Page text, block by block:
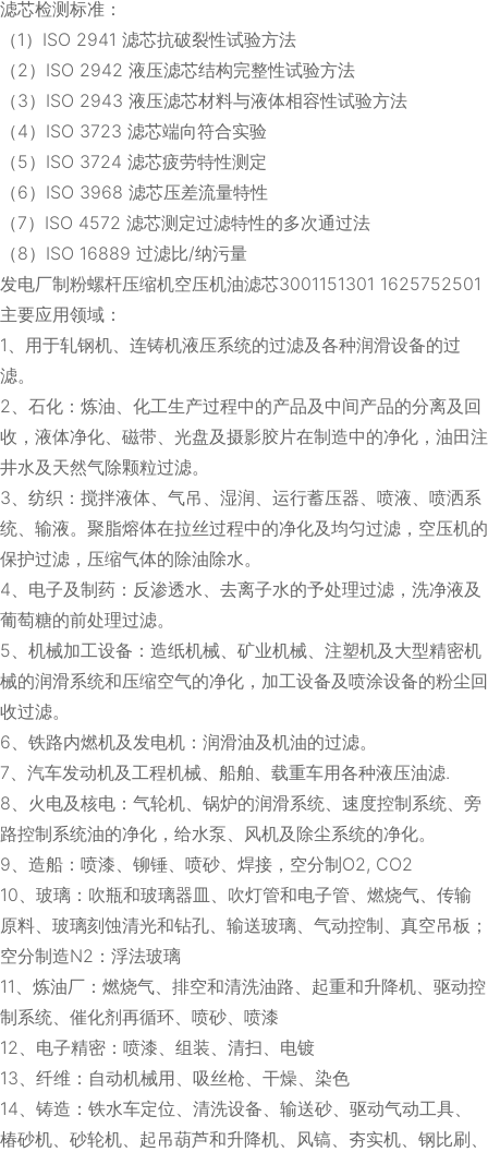
滤芯检测标准：
（1）ISO 2941 滤芯抗破裂性试验方法
（2）ISO 2942 液压滤芯结构完整性试验方法
（3）ISO 2943 液压滤芯材料与液体相容性试验方法
（4）ISO 3723 滤芯端向符合实验
（5）ISO 3724 滤芯疲劳特性测定
（6）ISO 3968 滤芯压差流量特性
（7）ISO 4572 滤芯测定过滤特性的多次通过法
（8）ISO 16889 过滤比/纳污量
发电厂制粉螺杆压缩机空压机油滤芯3001151301 1625752501
主要应用领域：
1、用于轧钢机、连铸机液压系统的过滤及各种润滑设备的过
滤。
2、石化：炼油、化工生产过程中的产品及中间产品的分离及回
收，液体净化、磁带、光盘及摄影胶片在制造中的净化，油田注
井水及天然气除颗粒过滤。
3、纺织：搅拌液体、气吊、湿润、运行蓄压器、喷液、喷洒系
统、输液。聚脂熔体在拉丝过程中的净化及均匀过滤，空压机的
保护过滤，压缩气体的除油除水。
4、电子及制药：反渗透水、去离子水的予处理过滤，洗净液及
葡萄糖的前处理过滤。
5、机械加工设备：造纸机械、矿业机械、注塑机及大型精密机
械的润滑系统和压缩空气的净化，加工设备及喷涂设备的粉尘回
收过滤。
6、铁路内燃机及发电机：润滑油及机油的过滤。
7、汽车发动机及工程机械、船舶、载重车用各种液压油滤.
8、火电及核电：气轮机、锅炉的润滑系统、速度控制系统、旁
路控制系统油的净化，给水泵、风机及除尘系统的净化。
9、造船：喷漆、铆锤、喷砂、焊接，空分制O2, CO2
10、玻璃：吹瓶和玻璃器皿、吹灯管和电子管、燃烧气、传输
原料、玻璃刻蚀清光和钻孔、输送玻璃、气动控制、真空吊板；
空分制造N2：浮法玻璃
11、炼油厂：燃烧气、排空和清洗油路、起重和升降机、驱动控
制系统、催化剂再循环、喷砂、喷漆
12、电子精密：喷漆、组装、清扫、电镀
13、纤维：自动机械用、吸丝枪、干燥、染色
14、铸造：铁水车定位、清洗设备、输送砂、驱动气动工具、
椿砂机、砂轮机、起吊葫芦和升降机、风镐、夯实机、钢比刷、